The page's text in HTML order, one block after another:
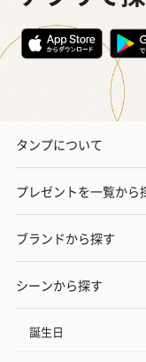
タンプについて
プレゼントを一覧から
ブランドから探す
シーンから探す
誕生日